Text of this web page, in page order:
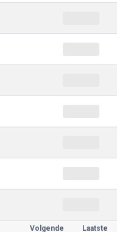
Volgende
Laatste